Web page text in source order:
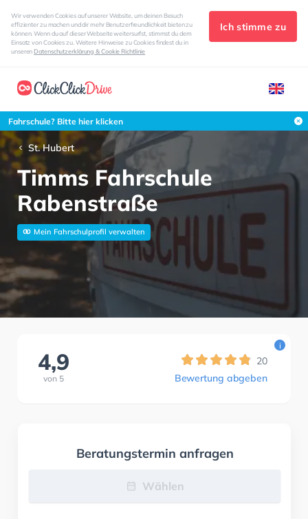
Wir verwenden Cookies auf unserer Website, um deinen Besuch
effizienter zu machen und dir mehr Benutzerfreundlichkeit bieten zu
können. Wenn du auf dieser Webseite weitersurfst, stimmst du dem
Einsatz von Cookies zu. Weitere Hinweise zu Cookies findest du in
unserenDatenschutzerklärung & Cookie Richtlinie
Ich stimme zu
Fahrschule? Bitte hier klicken
St. Hubert
Timms Fahrschule
Rabenstraße
Mein Fahrschulprofil verwalten
4,9
von 5
20
Bewertung abgeben
i
Beratungstermin anfragen
Wählen